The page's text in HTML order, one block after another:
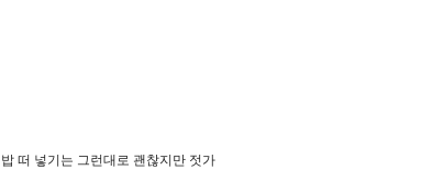
떠 넣기는 그런대로 괜찮지만 젓가